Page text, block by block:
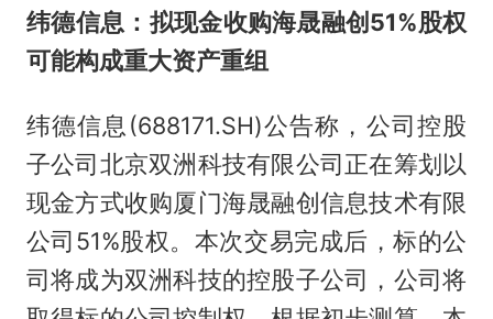
纬德信息：拟现金收购海晟融创51%股权
可能构成重大资产重组
纬德信息(688171.SH)公告称，公司控股
子公司北京双洲科技有限公司正在筹划以
现金方式收购厦门海晟融创信息技术有限
公司51%股权。本次交易完成后，标的公
司将成为双洲科技的控股子公司，公司将